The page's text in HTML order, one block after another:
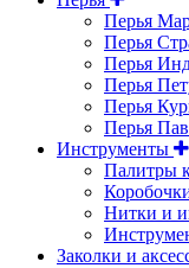
Перья
Перья
Перья
Перья
Перья
Перья
Инструменты
Палитры
Нитки и
Заколки и